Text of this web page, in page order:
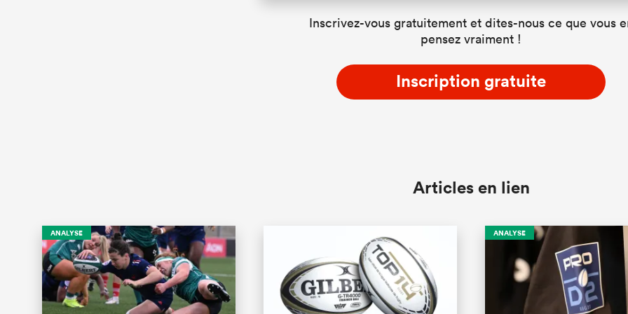
Inscrivez-vous gratuitement et dites-nous ce que vous
pensez vraiment !
Inscription gratuite
Articles en lien
ANALYSE ANALYSE